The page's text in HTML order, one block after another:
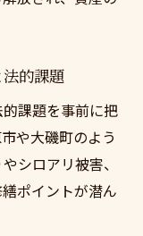
的課題
課題を事前に把
や大磯町のよう
シロアリ被害、
ポイントが潜ん